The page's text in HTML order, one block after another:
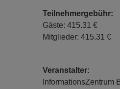
Teilnehmergebühr:
Gäste: 415.31 €
Mitglieder: 415.31 €
Veranstalter:
InformationsZentrum